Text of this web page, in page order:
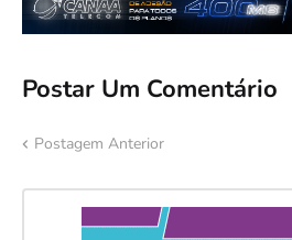
Postar Um Comentário
Postagem Anterior